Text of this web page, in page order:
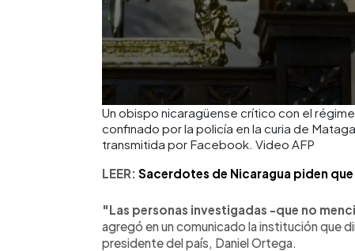
Un obispo nicaragüense crítico con el
confinado por la policía en la curia de
transmitida por Facebook. Video AFP
LEER: Sacerdotes de Nicaragua piden
"Las personas investigadas -que no
agregó en un comunicado la institución que
presidente del país, Daniel Ortega.